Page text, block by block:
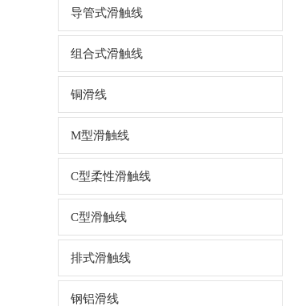
导管式滑触线
组合式滑触线
铜滑线
M型滑触线
C型柔性滑触线
C型滑触线
排式滑触线
钢铝滑线